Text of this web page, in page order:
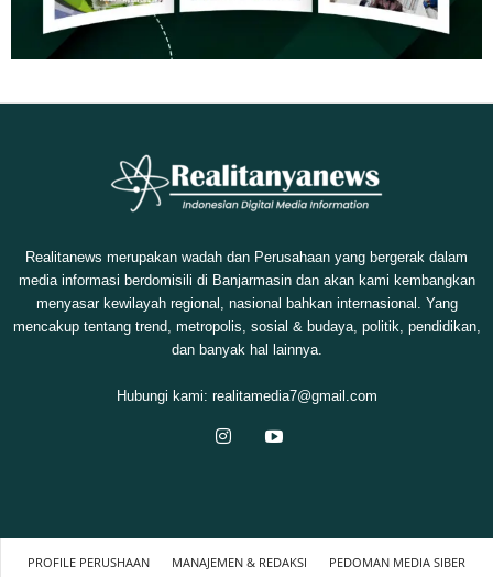
Realitanews merupakan wadah dan Perusahaan yang bergerak dalam
media informasi berdomisili di Banjarmasin dan akan kami kembangkan
menyasar kewilayah regional, nasional bahkan internasional. Yang
mencakup tentang trend, metropolis, sosial & budaya, politik, pendidikan,
dan banyak hal lainnya.
Hubungi kami: realitamedia7@gmail.com
PROFILE PERUSHAAN MANAJEMEN & REDAKSI PEDOMAN MEDIA SIBER